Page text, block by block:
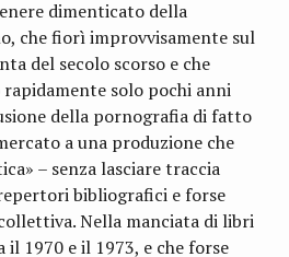
dimenticato della
che fiorì improvvisamente sul
del secolo scorso e che
solo pochi anni
della pornografia di fatto
a una produzione che
– senza lasciare traccia
bibliografici e forse
Nella manciata di libri
1970 e il 1973, e che forse